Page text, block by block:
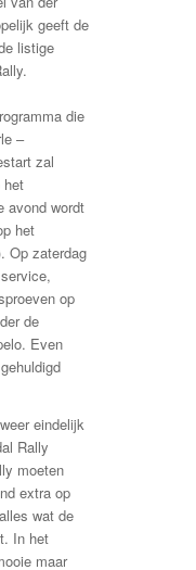
geeft de
listige
die
–
zal
het
avond wordt
het
Op zaterdag
op
de
Even
eindelijk
Rally
moeten
extra op
wat de
In het
maar